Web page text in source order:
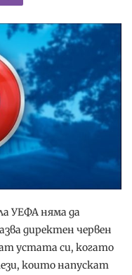
УЕФА няма да
директен червен
устата си, когато
които напускат